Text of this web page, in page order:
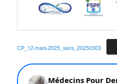
CP_12-mars-2025_sans_20250303